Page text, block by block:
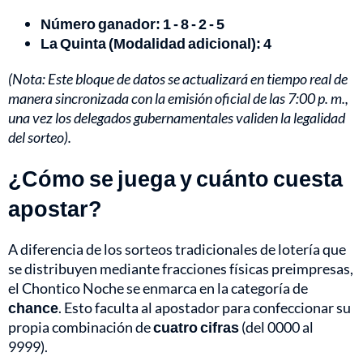
Número ganador: 1 - 8 - 2 - 5
La Quinta (Modalidad adicional): 4
(Nota: Este bloque de datos se actualizará en tiempo real de
manera sincronizada con la emisión oficial de las 7:00 p. m.,
una vez los delegados gubernamentales validen la legalidad
del sorteo).
¿Cómo se juega y cuánto cuesta
apostar?
A diferencia de los sorteos tradicionales de lotería que
se distribuyen mediante fracciones físicas preimpresas,
el Chontico Noche se enmarca en la categoría de
chance. Esto faculta al apostador para confeccionar su
propia combinación decuatro cifras(del 0000 al
9999).